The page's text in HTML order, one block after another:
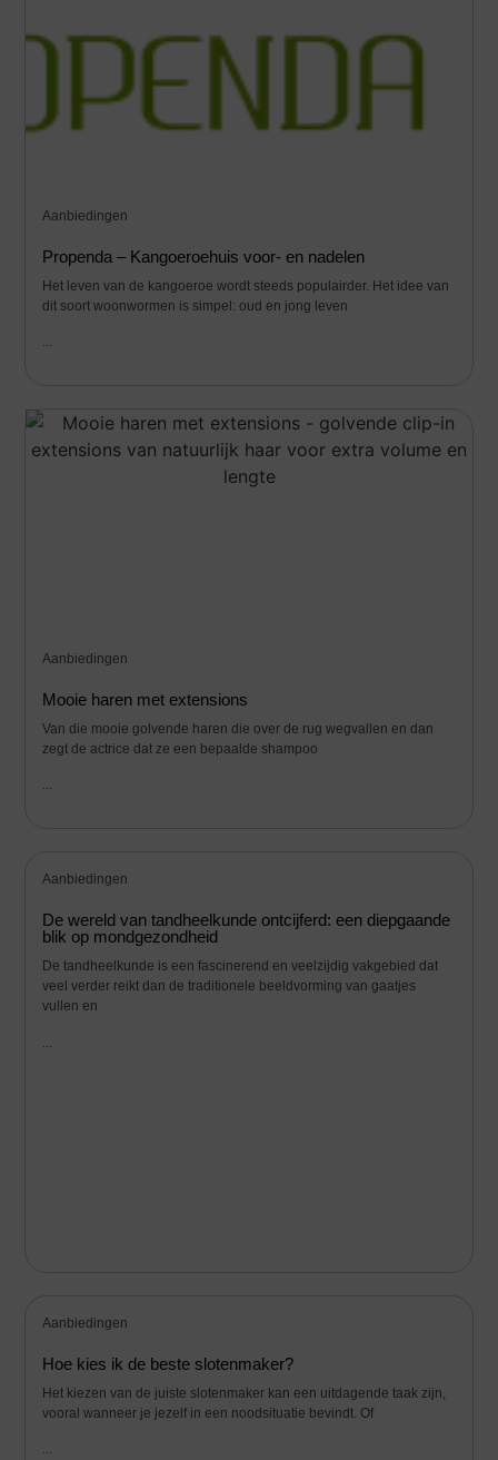
Aanbiedingen
Propenda – Kangoeroehuis voor- en nadelen
Het leven van de kangoeroe wordt steeds populairder. Het idee van
dit soort woonwormen is simpel: oud en jong leven
...
Aanbiedingen
Mooie haren met extensions
Van die mooie golvende haren die over de rug wegvallen en dan
zegt de actrice dat ze een bepaalde shampoo
...
Aanbiedingen
De wereld van tandheelkunde ontcijferd: een diepgaande
blik op mondgezondheid
De tandheelkunde is een fascinerend en veelzijdig vakgebied dat
veel verder reikt dan de traditionele beeldvorming van gaatjes
vullen en
...
Aanbiedingen
Hoe kies ik de beste slotenmaker?
Het kiezen van de juiste slotenmaker kan een uitdagende taak zijn,
vooral wanneer je jezelf in een noodsituatie bevindt. Of
...